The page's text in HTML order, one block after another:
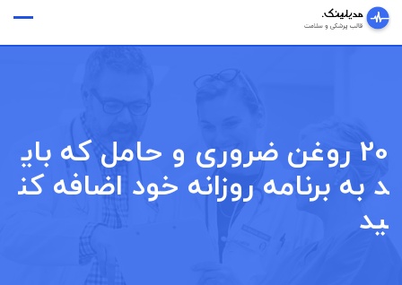
Skip
content
20 روغن ضروری و حامل که بای
د به برنامه روزانه خود اضافه کن
ید